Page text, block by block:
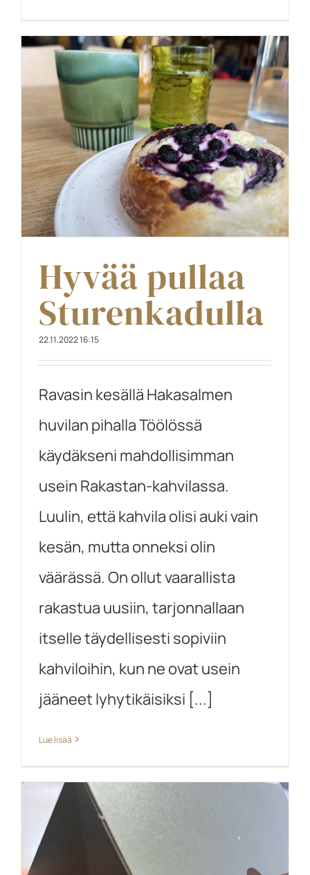
Hyvää pullaa
Sturenkadulla
22.11.2022 16:15
Ravasin kesällä Hakasalmen
huvilan pihalla Töölössä
käydäkseni mahdollisimman
usein Rakastan-kahvilassa.
Luulin, että kahvila olisi auki vain
kesän, mutta onneksi olin
väärässä. On ollut vaarallista
rakastua uusiin, tarjonnallaan
itselle täydellisesti sopiviin
kahviloihin, kun ne ovat usein
jääneet lyhytikäisiksi [...]
Lue lisää